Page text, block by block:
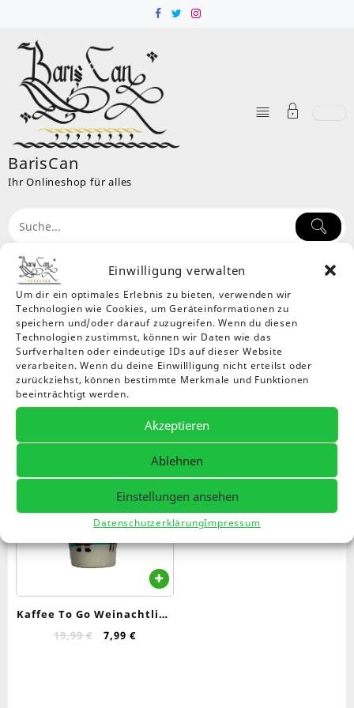
Einwilligung verwalten
Um dir ein optimales Erlebnis zu bieten, verwenden wir
Technologien wie Cookies, um Geräteinformationen zu
speichern und/oder darauf zuzugreifen. Wenn du diesen
Technologien zustimmst, können wir Daten wie das
Surfverhalten oder eindeutige IDs auf dieser Website
verarbeiten. Wenn du deine Einwillligung nicht erteilst oder
zurückziehst, können bestimmte Merkmale und Funktionen
beeinträchtigt werden.
Akzeptieren
Ablehnen
Einstellungen ansehen
DatenschutzerklärungImpressum
content
BarisCan
Ihr Onlineshop für alles
Schlagwort:Kaffee To Go
Weinachtlich 350 ml
Home Produkte Kaffee To Go Weinachtlich 350 ml
Einzelnes Ergebnis wird angezeigt
Kaffee To Go Weinachtlich
350 ml
19,99€
Ursprünglicher
7,99 €Aktueller